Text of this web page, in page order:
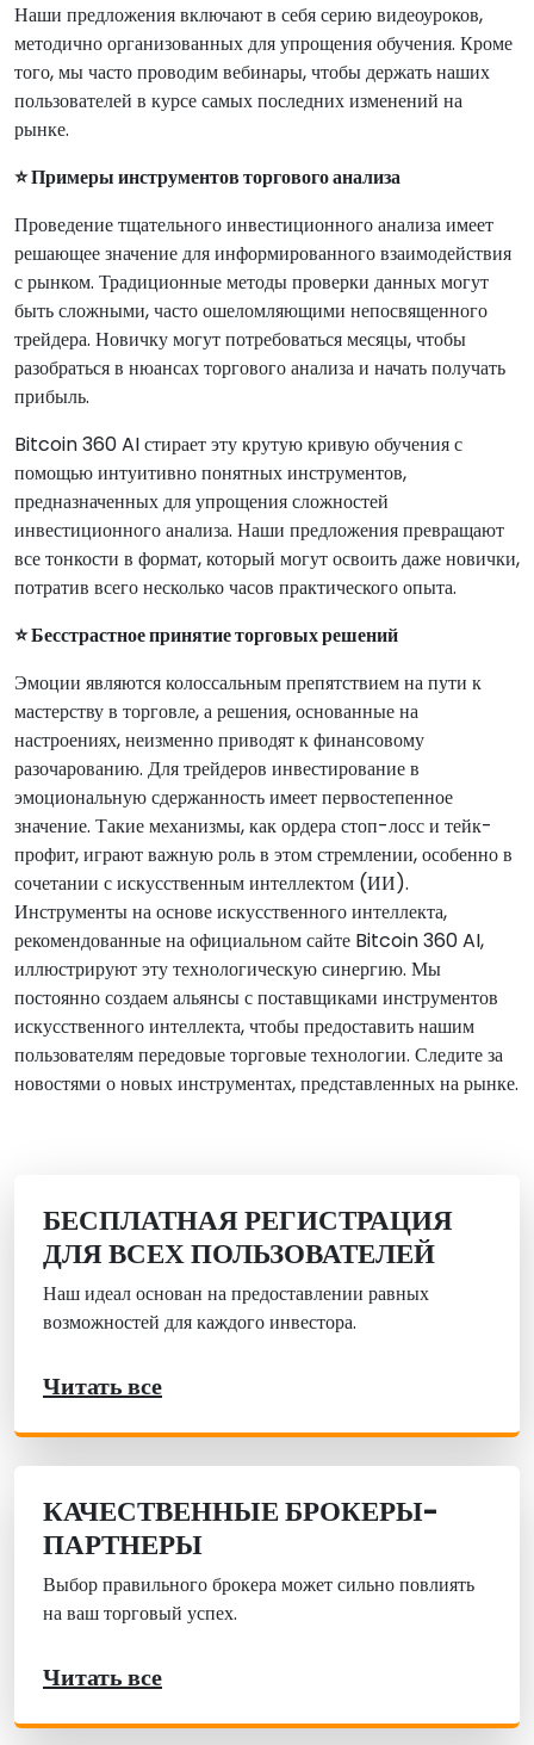
Наши предложения включают в себя серию видеоуроков,
методично организованных для упрощения обучения. Кроме
того, мы часто проводим вебинары, чтобы держать наших
пользователей в курсе самых последних изменений на
рынке.
⭐ Примеры инструментов торгового анализа
Проведение тщательного инвестиционного анализа имеет
решающее значение для информированного взаимодействия
с рынком. Традиционные методы проверки данных могут
быть сложными, часто ошеломляющими непосвященного
трейдера. Новичку могут потребоваться месяцы, чтобы
разобраться в нюансах торгового анализа и начать получать
прибыль.
Bitcoin 360 AI стирает эту крутую кривую обучения с
помощью интуитивно понятных инструментов,
предназначенных для упрощения сложностей
инвестиционного анализа. Наши предложения превращают
все тонкости в формат, который могут освоить даже новички,
потратив всего несколько часов практического опыта.
⭐ Бесстрастное принятие торговых решений
Эмоции являются колоссальным препятствием на пути к
мастерству в торговле, а решения, основанные на
настроениях, неизменно приводят к финансовому
разочарованию. Для трейдеров инвестирование в
эмоциональную сдержанность имеет первостепенное
значение. Такие механизмы, как ордера стоп-лосс и тейк-
профит, играют важную роль в этом стремлении, особенно в
сочетании с искусственным интеллектом (ИИ).
Инструменты на основе искусственного интеллекта,
рекомендованные на официальном сайте Bitcoin 360 AI,
иллюстрируют эту технологическую синергию. Мы
постоянно создаем альянсы с поставщиками инструментов
искусственного интеллекта, чтобы предоставить нашим
пользователям передовые торговые технологии. Следите за
новостями о новых инструментах, представленных на рынке.
БЕСПЛАТНАЯ РЕГИСТРАЦИЯ
ДЛЯ ВСЕХ ПОЛЬЗОВАТЕЛЕЙ
Наш идеал основан на предоставлении равных
возможностей для каждого инвестора.
Читать все
КАЧЕСТВЕННЫЕ БРОКЕРЫ-
ПАРТНЕРЫ
Выбор правильного брокера может сильно повлиять
на ваш торговый успех.
Читать все